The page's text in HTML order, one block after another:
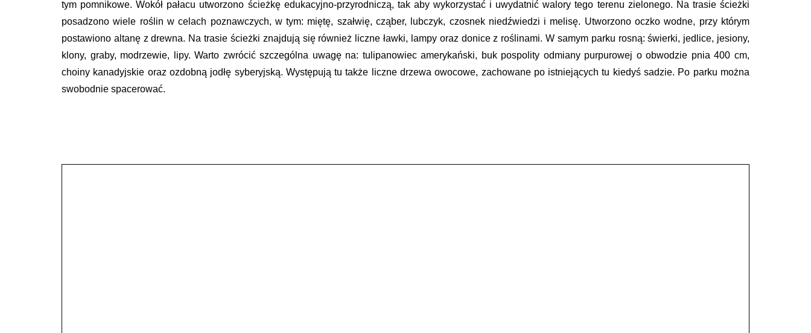
tym pomnikowe. Wokół pałacu utworzono ścieżkę edukacyjno-przyrodniczą, tak aby wykorzystać i uwydatnić walory tego terenu zielonego. Na trasie ścieżki
posadzono wiele roślin w celach poznawczych, w tym: miętę, szałwię, cząber, lubczyk, czosnek niedźwiedzi i melisę. Utworzono oczko wodne, przy którym
postawiono altanę z drewna. Na trasie ścieżki znajdują się również liczne ławki, lampy oraz donice z roślinami. W samym parku rosną: świerki, jedlice, jesiony,
klony, graby, modrzewie, lipy. Warto zwrócić szczególna uwagę na: tulipanowiec amerykański, buk pospolity odmiany purpurowej o obwodzie pnia 400 cm,
choiny kanadyjskie oraz ozdobną jodłę syberyjską. Występują tu także liczne drzewa owocowe, zachowane po istniejących tu kiedyś sadzie. Po parku można
swobodnie spacerować.